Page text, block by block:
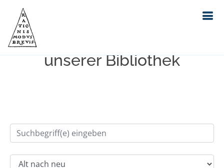
Einfache Suche im Bestand
unserer Bibliothek